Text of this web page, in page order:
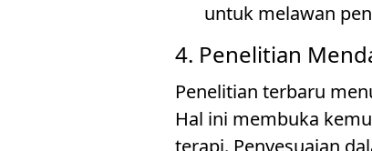
untuk melawan
4. Penelitian
Penelitian terbaru
Hal ini membuka
terapi. Penyesuaian